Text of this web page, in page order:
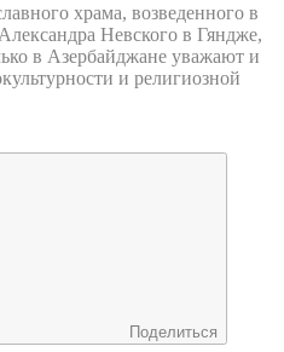
храма, возведенного в
Невского в Гяндже,
в Азербайджане уважают и
и религиозной
Поделиться